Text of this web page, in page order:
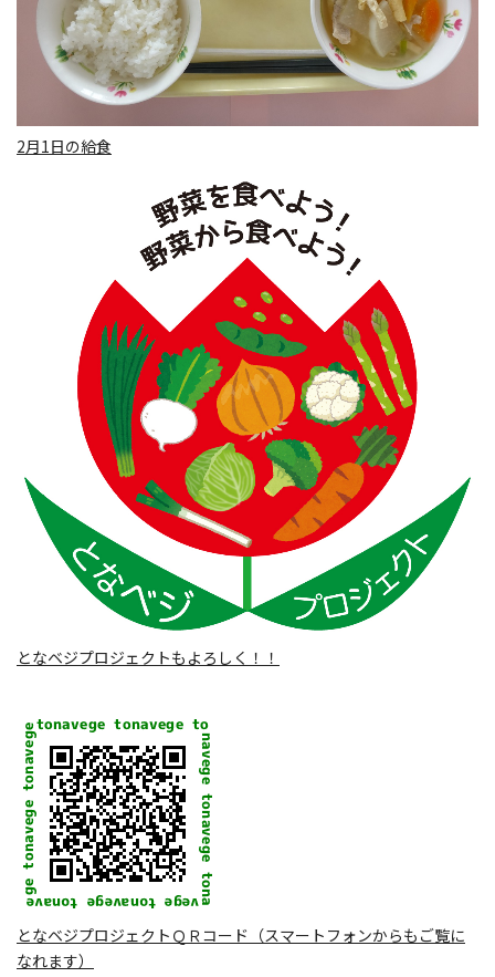
2月1日の給食
となベジプロジェクトもよろしく！！
となベジプロジェクトＱＲコード（スマートフォンからもご覧に
なれます）